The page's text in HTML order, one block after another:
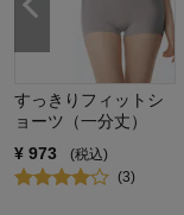
すっきりフィットシ
ョーツ（一分丈）
¥ 973
(税込)
(3)